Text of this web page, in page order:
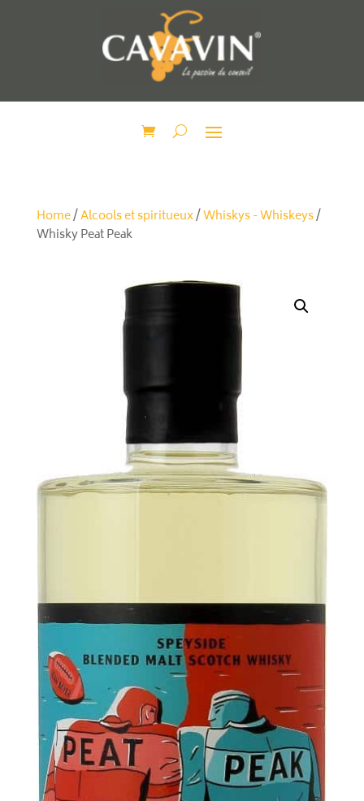
Home/Alcools et spiritueux/Whiskys - Whiskeys/
Whisky Peat Peak